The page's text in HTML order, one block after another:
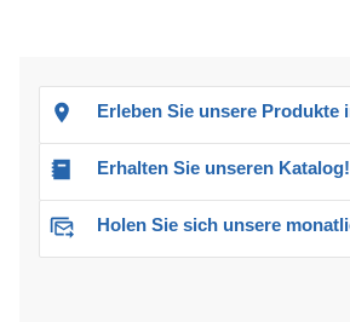
Erleben Sie unsere Produkte
Erhalten Sie unseren Katalog!
Holen Sie sich unsere monatlichen